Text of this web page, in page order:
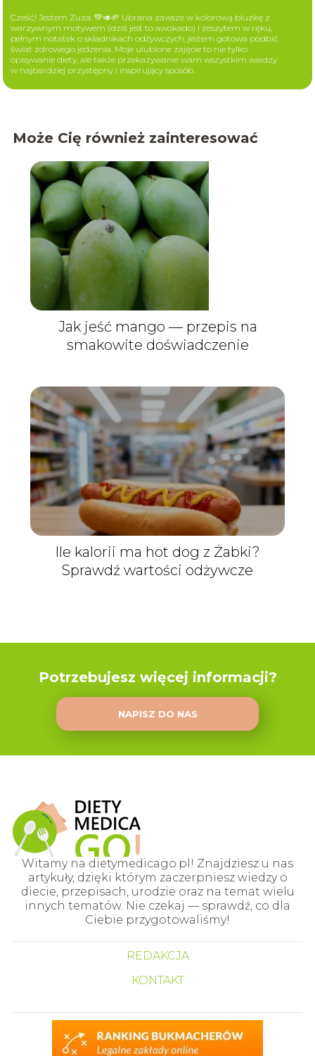
Cześć! Jestem Zuza. 💚🥑🌱 Ubrana zawsze w kolorową bluzkę z
warzywnym motywem (dziś jest to awokado) i zeszytem w ręku,
pełnym notatek o składnikach odżywczych, jestem gotowa podbić
świat zdrowego jedzenia. Moje ulubione zajęcie to nie tylko
opisywanie diety, ale także przekazywanie wam wszystkim wiedzy
w najbardziej przystępny i inspirujący sposób.
Może Cię również zainteresować
Jak jeść mango — przepis na
smakowite doświadczenie
Ile kalorii ma hot dog z Żabki?
Sprawdź wartości odżywcze
Potrzebujesz więcej informacji?
NAPISZ DO NAS
Witamy na dietymedicago.pl! Znajdziesz u nas
artykuły, dzięki którym zaczerpniesz wiedzy o
diecie, przepisach, urodzie oraz na temat wielu
innych tematów. Nie czekaj — sprawdź, co dla
Ciebie przygotowaliśmy!
REDAKCJA
KONTAKT